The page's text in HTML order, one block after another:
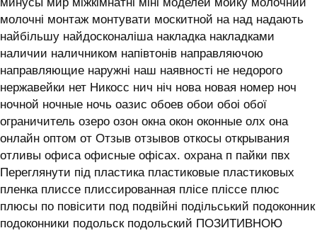
минусы мир міжкімнатні міні моделей мойку молочний
молочні монтаж монтувати москитной на над надають
найбільшу найдосконаліша накладка накладками
наличии наличником напівтонів направляючою
направляющие наружні наш наявності не недорого
нержавейки нет Никосс нич ніч нова новая номер ноч
ночной ночные ночь оазис обоев обои обоі обої
ограничитель озеро озон окна окон оконные олх она
онлайн оптом от Отзыв отзывов откосы открывания
отливы офиса офисные офісах. охрана п пайки пвх
Переглянути під пластика пластиковые пластиковых
пленка плиссе плиссированная плісе пліссе плюс
плюсы по повісити под подвійні подільський подоконник
подоконники подольск подольский ПОЗИТИВНОЮ